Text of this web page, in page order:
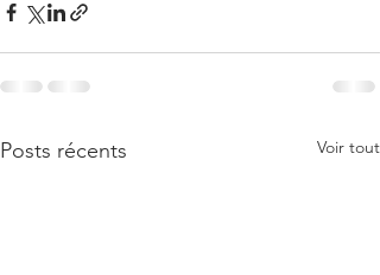
Posts récents Voir tout